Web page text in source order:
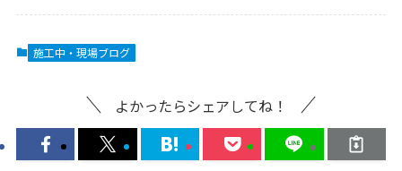
施工中・現場ブログ
よかったらシェアしてね！